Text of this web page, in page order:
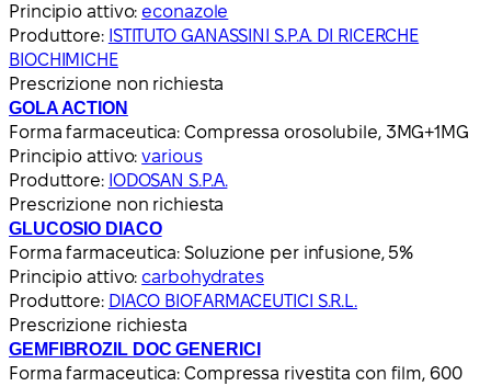
Principio attivo: econazole
Produttore: ISTITUTO GANASSINI S.P.A. DI RICERCHE
BIOCHIMICHE
Prescrizione non richiesta
GOLA ACTION
Forma farmaceutica: Compressa orosolubile, 3MG+1MG
Principio attivo:various
Produttore: IODOSAN S.P.A.
Prescrizione non richiesta
GLUCOSIO DIACO
Forma farmaceutica: Soluzione per infusione, 5%
Principio attivo: carbohydrates
Produttore: DIACO BIOFARMACEUTICI S.R.L.
Prescrizione richiesta
GEMFIBROZIL DOC GENERICI
Forma farmaceutica: Compressa rivestita con film, 600